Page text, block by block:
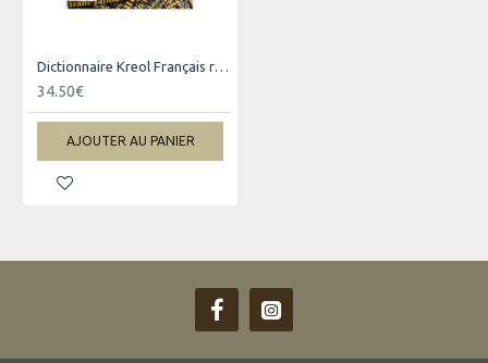
Dictionnaire Kreol Français rénioné 2ème édition
34.50€
AJOUTER AU PANIER